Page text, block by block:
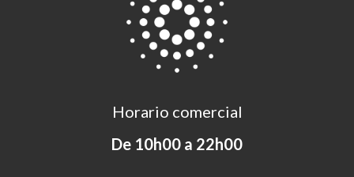
Horario comercial
De 10h00 a 22h00